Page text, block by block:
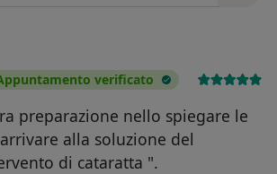
verificato
preparazione nello spiegare le
alla soluzione del
di cataratta ".